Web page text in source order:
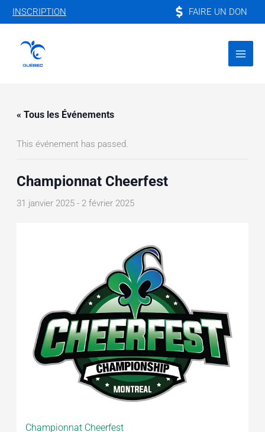
Aller
au
INSCRIPTION FAIRE UN DON
« Tous les Événements
This événement has passed.
Championnat Cheerfest
31 janvier 2025 - 2 février 2025
Championnat Cheerfest